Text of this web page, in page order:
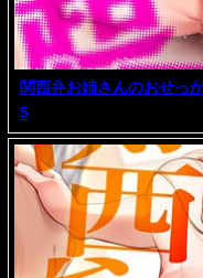
関西弁お姉さんのおせっ
5